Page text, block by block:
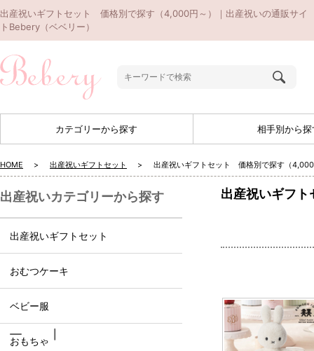
出産祝いギフトセット 価格別で探す（4,000円～）｜出産祝いの通販サイ
トBebery（ベベリー）
カテゴリーから探す 相手別から探
HOME 出産祝いギフトセット 出産祝いギフトセット 価格別で探す（
出産祝いギフ
出産祝いカテゴリーから探す
出産祝いギフトセット
おむつケーキ
ベビー服
おもちゃ